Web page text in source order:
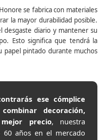
se fabrica con materiales
la mayor durabilidad posible.
desgaste diario y mantener su
Esto significa que tendrá la
pintado durante muchos
ese cómplice
decoración,
precio, nuestra
años en el mercado